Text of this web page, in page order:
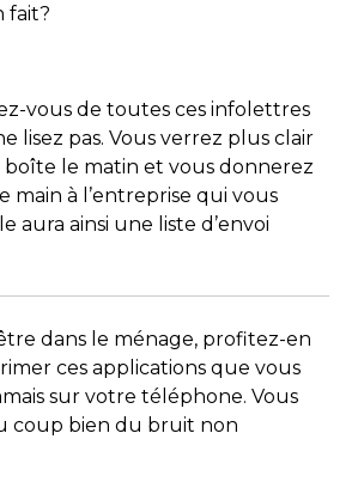
fait?
vous de toutes ces infolettres
lisez pas. Vous verrez plus clair
boîte le matin et vous donnerez
main à l’entreprise qui vous
aura ainsi une liste d’envoi
dans le ménage, profitez-en
ces applications que vous
sur votre téléphone. Vous
coup bien du bruit non